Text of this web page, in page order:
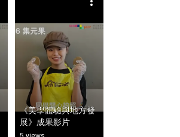
《美學體驗與地方發
展》成果影片